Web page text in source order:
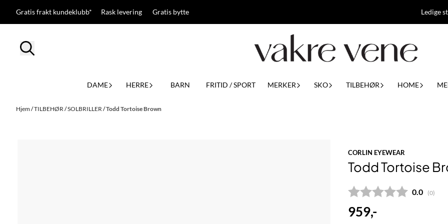
Hopp til innhold
Gratis frakt kundeklubb* Rask levering Gratis bytte Ledige
DAME HERRE BARN FRITID / SPORT MERKER SKO TILBEHØR HOME
Hjem/TILBEHØR/SOLBRILLER/Todd Tortoise Brown
CORLIN EYEWEAR
Todd Tortoise
0.0 (0)
959,-